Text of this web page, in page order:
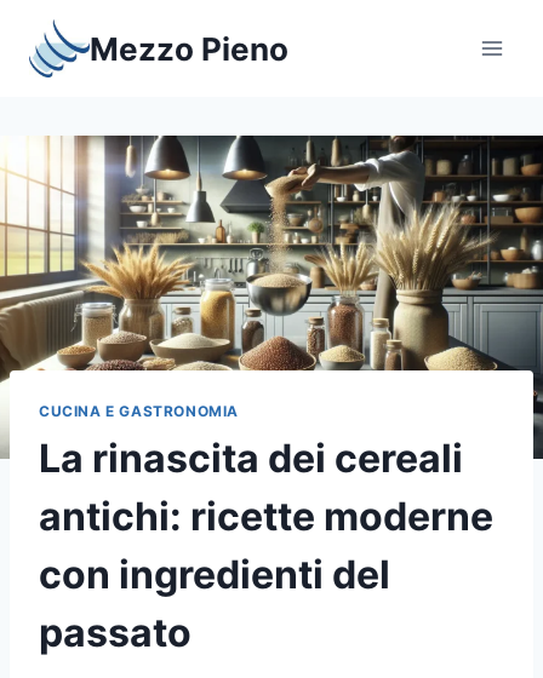
contenuto
Mezzo Pieno
CUCINA E GASTRONOMIA
La rinascita dei cereali
antichi: ricette moderne
con ingredienti del
passato